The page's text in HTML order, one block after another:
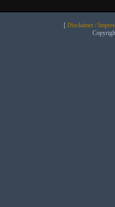
[ Disclaimer /